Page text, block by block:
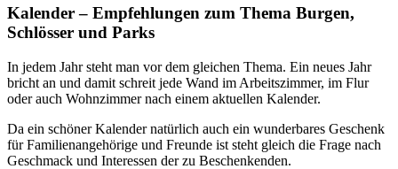
Kalender – Empfehlungen zum Thema Burgen,
Schlösser und Parks
In jedem Jahr steht man vor dem gleichen Thema. Ein neues Jahr
bricht an und damit schreit jede Wand im Arbeitszimmer, im Flur
oder auch Wohnzimmer nach einem aktuellen Kalender.
Da ein schöner Kalender natürlich auch ein wunderbares Geschenk
für Familienangehörige und Freunde ist steht gleich die Frage nach
Geschmack und Interessen der zu Beschenkenden.